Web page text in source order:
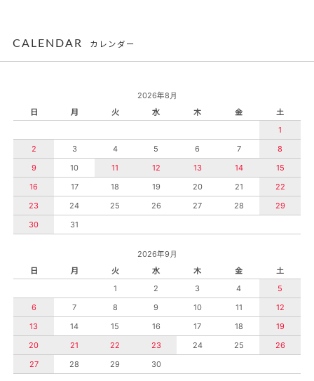
CALENDAR カレンダー
2026年8月
日
月 火 水 木 金
土
1
2
3 4 5 6 7
8
9
10 11 12 13 14
15
16
17 18 19 20 21
22
23
24 25 26 27 28
29
30
31
2026年9月
日
月 火 水 木 金
土
1
2 3 4
5
6
7 8 9 10 11
12
13
14 15 16 17 18
19
20
21 22 23 24 25
26
27
28 29 30